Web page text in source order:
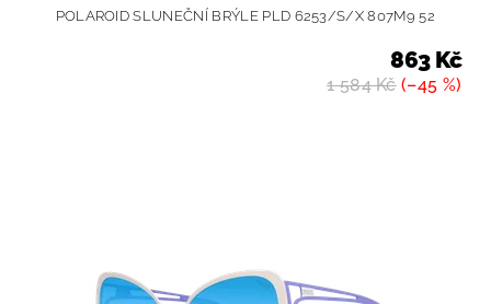
POLAROID SLUNEČNÍ BRÝLE PLD 6253/S/X 807M9 52
1 584 Kč(–45 %)
863 Kč